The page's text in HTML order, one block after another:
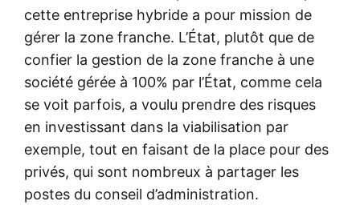
cette entreprise hybride a pour mission de
gérer la zone franche. L’État, plutôt que de
confier la gestion de la zone franche à une
société gérée à 100% par l’État, comme cela
se voit parfois, a voulu prendre des risques
en investissant dans la viabilisation par
exemple, tout en faisant de la place pour des
privés, qui sont nombreux à partager les
postes du conseil d’administration.